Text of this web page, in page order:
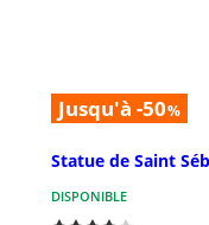
Jusqu'à -50%
Statue de Saint
DISPONIBLE